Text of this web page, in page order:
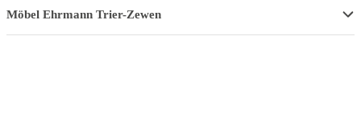
Möbel Ehrmann Trier-Zewen